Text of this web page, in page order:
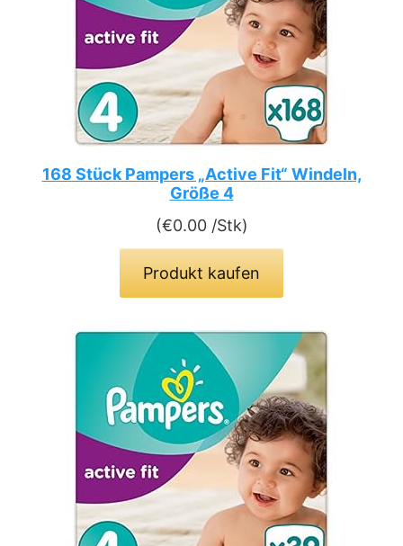
168 Stück Pampers „Active Fit“ Windeln,
Größe 4
(€0.00 /Stk)
Produkt kaufen